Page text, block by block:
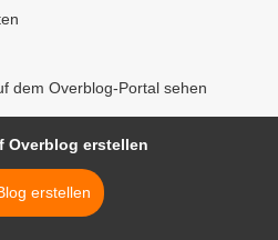
dem Overblog-Portal sehen
Overblog erstellen
erstellen